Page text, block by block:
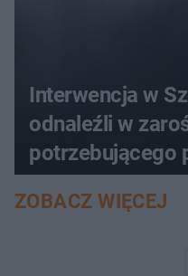
Interwencja w
odnaleźli w
potrzebującego
ZOBACZ WIĘCEJ